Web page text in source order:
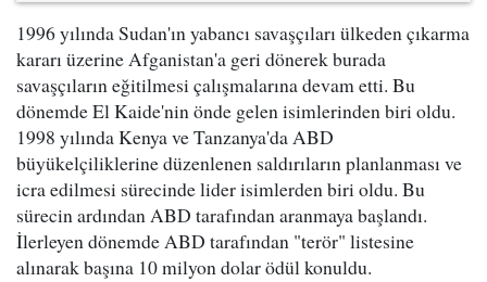
1996 yılında Sudan'ın yabancı savaşçıları ülkeden çıkarma
kararı üzerine Afganistan'a geri dönerek burada
savaşçıların eğitilmesi çalışmalarına devam etti. Bu
dönemde El Kaide'nin önde gelen isimlerinden biri oldu.
1998 yılında Kenya ve Tanzanya'da ABD
büyükelçiliklerine düzenlenen saldırıların planlanması ve
icra edilmesi sürecinde lider isimlerden biri oldu. Bu
sürecin ardından ABD tarafından aranmaya başlandı.
İlerleyen dönemde ABD tarafından "terör" listesine
alınarak başına 10 milyon dolar ödül konuldu.